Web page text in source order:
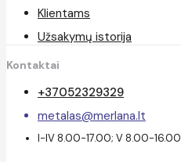
Klientams
Užsakymų istorija
Kontaktai
+37052329329
metalas@merlana.lt
I-IV 8.00-17.00; V 8.00-16.00